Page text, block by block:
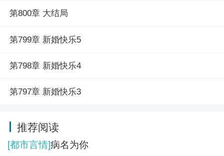
第800章 大结局
第799章 新婚快乐5
第798章 新婚快乐4
第797章 新婚快乐3
推荐阅读
[都市言情]病名为你